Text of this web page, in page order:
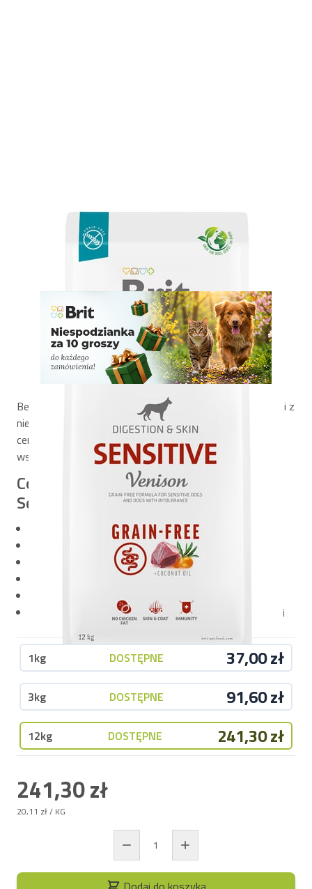
Bezzbożowa, pełnoporcjowa karma dla psów wrażliwych i z
nietolerancją pokarmową. Na bazie dziczyzny. Bogata w
cenne składniki odżywcze. Idealna dla dorosłych psów
wszystkich ras.
Co wyróżnia Brit Care Dog Grain-Free
Sensitive?
Pełnoporcjowa, bezzbożowa receptura
Dziczyzna – białko o wysokiej wartości odżywczej
Olej kokosowy – wsparcie skóry i sierści
Z łososiem – źródło kwasów DHA i EPA
Probiotyki i prebiotyki – dla wsparcia jelit
Dobry wybór dla psów z nietolerancjami pokarmowymi
1kg DOSTĘPNE 37,00 zł
3kg DOSTĘPNE 91,60 zł
12kg DOSTĘPNE 241,30 zł
241,30 zł
20,11 zł/ KG